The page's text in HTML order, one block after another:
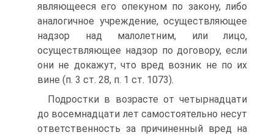
являющееся его опекуном по закону, либо
аналогичное учреждение, осуществляющее
надзор над малолетним, или лицо,
осуществляющее надзор по договору, если
они не докажут, что вред возник не по их
вине (п. 3 ст. 28, п. 1 ст. 1073).
Подростки в возрасте от четырнадцати
до восемнадцати лет самостоятельно несут
ответственность за причиненный вред на